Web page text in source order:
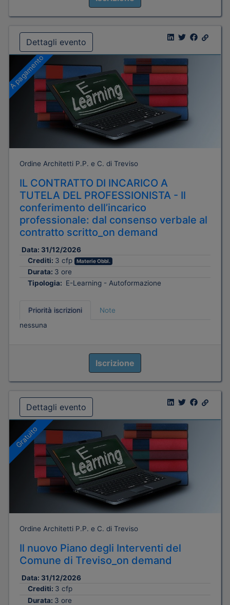
Dettagli evento
A pagamento
Ordine Architetti P.P. e C. di Treviso
IL CONTRATTO DI INCARICO A
TUTELA DEL PROFESSIONISTA - Il
conferimento dell’incarico
professionale: dal consenso verbale al
contratto scritto_on demand
Data: 31/12/2026
Crediti: 3 cfp Materie Obbl.
Durata: 3 ore
Tipologia: E-Learning - Autoformazione
Priorità iscrizioni
Note
nessuna
Iscrizione
Dettagli evento
Gratuito
Ordine Architetti P.P. e C. di Treviso
Il nuovo Piano degli Interventi del
Comune di Treviso_on demand
Data: 31/12/2026
Crediti: 3 cfp
Durata: 3 ore